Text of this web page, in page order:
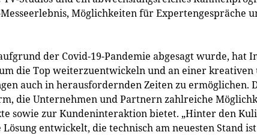
Möglichkeiten für Expertengespräche
der Covid-19-Pandemie abgesagt wurde, hat
die Top weiterzuentwickeln und an einer
auch in herausfordernden Zeiten zu ermöglichen.
die Unternehmen und Partnern zahlreiche
sowie zur Kundeninteraktion bietet. „Hinter den
entwickelt, die technisch am neuesten Stand